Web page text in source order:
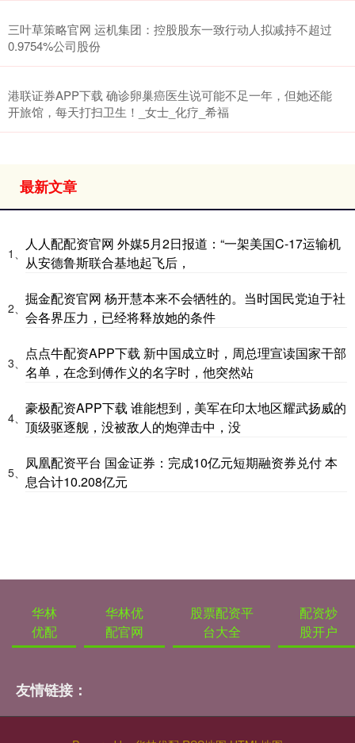
三叶草策略官网 运机集团：控股股东一致行动人拟减持不超过
0.9754%公司股份
港联证券APP下载 确诊卵巢癌医生说可能不足一年，但她还能
开旅馆，每天打扫卫生！_女士_化疗_希福
最新文章
1、
人人配配资官网 外媒5月2日报道：“一架美国C-17运输机
从安德鲁斯联合基地起飞后，
2、
掘金配资官网 杨开慧本来不会牺牲的。当时国民党迫于社
会各界压力，已经将释放她的条件
3、
点点牛配资APP下载 新中国成立时，周总理宣读国家干部
名单，在念到傅作义的名字时，他突然站
4、
豪极配资APP下载 谁能想到，美军在印太地区耀武扬威的
顶级驱逐舰，没被敌人的炮弹击中，没
5、
凤凰配资平台 国金证券：完成10亿元短期融资券兑付 本
息合计10.208亿元
华林
优配
华林优
配官网
股票配资平
台大全
配资炒
股开户
友情链接：